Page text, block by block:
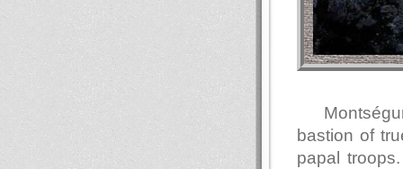
bastion of
papal